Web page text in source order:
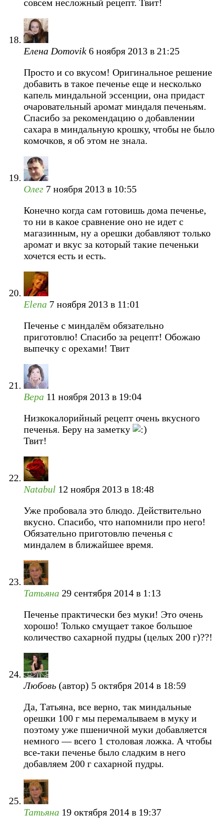
совсем несложный рецепт. Твит!
Елена Domovik 6 ноября 2013 в 21:25
Просто и со вкусом! Оригинальное решение
добавить в такое печенье еще и несколько
капель миндальной эссенции, она придаст
очаровательный аромат миндаля печеньям.
Спасибо за рекомендацию о добавлении
сахара в миндальную крошку, чтобы не было
комочков, я об этом не знала.
Олег 7 ноября 2013 в 10:55
Конечно когда сам готовишь дома печенье,
то ни в какое сравнение оно не идет с
магазинным, ну а орешки добавляют только
аромат и вкус за который такие печеньки
хочется есть и есть.
Elena 7 ноября 2013 в 11:01
Печенье с миндалём обязательно
приготовлю! Спасибо за рецепт! Обожаю
выпечку с орехами! Твит
Вера 11 ноября 2013 в 19:04
Низкокалорийный рецепт очень вкусного
печенья. Беру на заметку
Твит!
Natabul 12 ноября 2013 в 18:48
Уже пробовала это блюдо. Действительно
вкусно. Спасибо, что напомнили про него!
Обязательно приготовлю печенья с
миндалем в ближайшее время.
Татьяна 29 сентября 2014 в 1:13
Печенье практически без муки! Это очень
хорошо! Только смущает такое большое
количество сахарной пудры (целых 200 г)??!
Любовь (автор) 5 октября 2014 в 18:59
Да, Татьяна, все верно, так миндальные
орешки 100 г мы перемалываем в муку и
поэтому уже пшеничной муки добавляется
немного — всего 1 столовая ложка. А чтобы
все-таки печенье было сладким в него
добавляем 200 г сахарной пудры.
Татьяна 19 октября 2014 в 19:37